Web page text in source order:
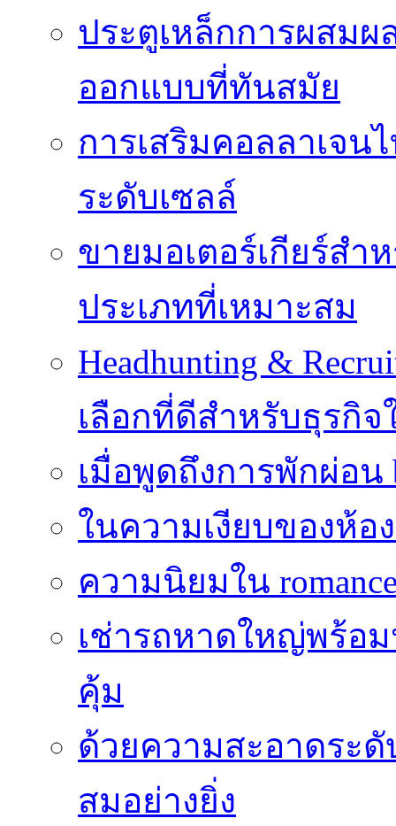
ประตูเหล็กการผสม
ออกแบบที่ทันสมัย
การเสริมคอลลาเจน
ระดับเซลล์
ขายมอเตอร์เกียร์สำ
ประเภทที่เหมาะสม
Headhunting &
เลือกที่ดีสำหรับธุรกิจ
เมื่อพูดถึงการพักผ่อน
ในความเงียบของห้อ
ความนิยมใน
เช่ารถหาดใหญ่พร้อ
คุ้ม
ด้วยความสะอาดระดั
สมอย่างยิ่ง